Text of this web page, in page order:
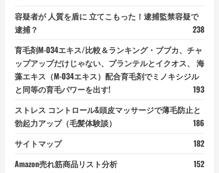
容疑者が 人質を盾に 立てこもった！逮捕監禁容疑で
逮捕？
238
育毛剤M-034エキス/比較＆ランキング・ブブカ、チャ
ップアップだけじゃない、プランテルとイクオス、 海
藻エキス（M-034エキス）配合育毛剤でミノキシジル
と同等の育毛パワーを出す!
193
ストレス コントロール&頭皮マッサージで薄毛防止と
勃起力アップ（毛髪体験談）
186
サイトマップ
182
Amazon売れ筋商品リスト分析
152